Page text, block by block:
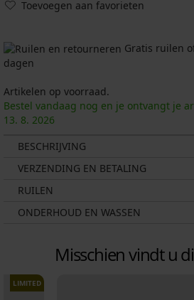
Toevoegen aan favorieten
Gratis ruilen
dagen
Artikelen op voorraad.
Bestel vandaag nog en je ontvangt je
13. 8. 2026
BESCHRIJVING
VERZENDING EN BETALING
RUILEN
ONDERHOUD EN WASSEN
Misschien vindt u
LIMITED